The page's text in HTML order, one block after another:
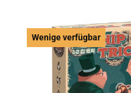
Wenige verfügbar